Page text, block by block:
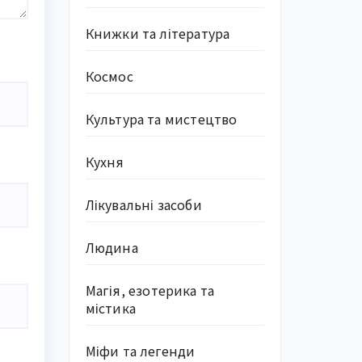
Книжки та література
Космос
Культура та мистецтво
Кухня
Лікувальні засоби
Людина
Магія, езотерика та
містика
Міфи та легенди